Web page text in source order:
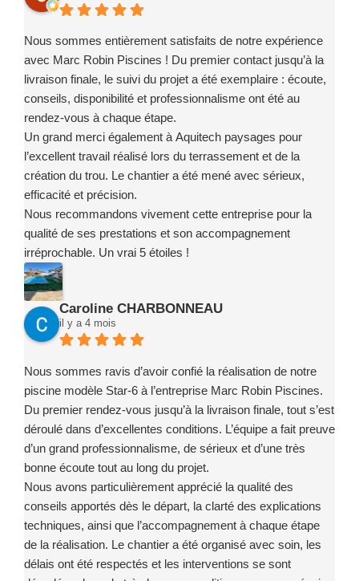
Nous sommes entièrement satisfaits de notre expérience
avec Marc Robin Piscines ! Du premier contact jusqu’à la
livraison finale, le suivi du projet a été exemplaire : écoute,
conseils, disponibilité et professionnalisme ont été au
rendez-vous à chaque étape.
Un grand merci également à Aquitech paysages pour
l’excellent travail réalisé lors du terrassement et de la
création du trou. Le chantier a été mené avec sérieux,
efficacité et précision.
Nous recommandons vivement cette entreprise pour la
qualité de ses prestations et son accompagnement
irréprochable. Un vrai 5 étoiles !
Caroline CHARBONNEAU
il y a 4 mois
Nous sommes ravis d’avoir confié la réalisation de notre
piscine modèle Star-6 à l’entreprise Marc Robin Piscines.
Du premier rendez-vous jusqu’à la livraison finale, tout s’est
déroulé dans d’excellentes conditions. L’équipe a fait preuve
d’un grand professionnalisme, de sérieux et d’une très
bonne écoute tout au long du projet.
Nous avons particulièrement apprécié la qualité des
conseils apportés dès le départ, la clarté des explications
techniques, ainsi que l’accompagnement à chaque étape
de la réalisation. Le chantier a été organisé avec soin, les
délais ont été respectés et les interventions se sont